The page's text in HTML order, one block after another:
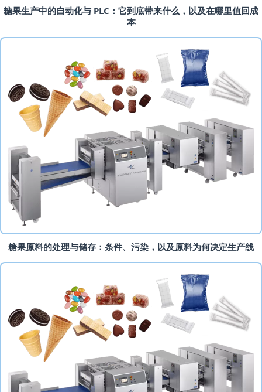
糖果生产中的自动化与 PLC：它到底带来什么，以及在哪里值回成
本
糖果原料的处理与储存：条件、污染，以及原料为何决定生产线